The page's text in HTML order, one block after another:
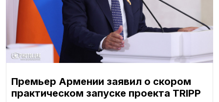
Премьер Армении заявил о скором
практическом запуске проекта TRIPP